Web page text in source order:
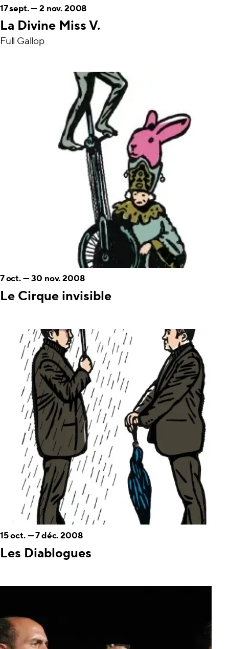
La Divine Miss V.
17 sept.—2 nov. 2008
Full Gallop
Le Cirque invisible
7 oct.—30 nov. 2008
Les Diablogues
15 oct.—7 déc. 2008